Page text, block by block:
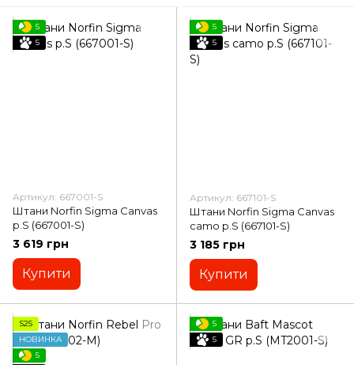
5
5
Артикул: 667001-S
Штани Norfin Sigma Canvas
p.S (667001-S)
3 619 грн
Купити
5
5
Артикул: 667101-S
Штани Norfin Sigma Canvas
camo p.S (667101-S)
3 185 грн
Купити
S25
НОВИНКА
5
5
5